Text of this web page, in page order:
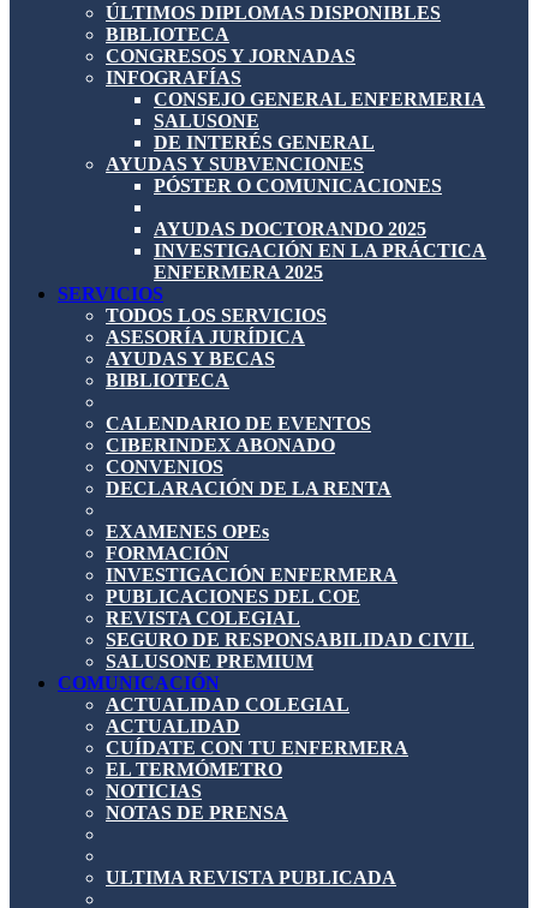
ÚLTIMOS DIPLOMAS DISPONIBLES
BIBLIOTECA
CONGRESOS Y JORNADAS
INFOGRAFÍAS
CONSEJO GENERAL ENFERMERIA
SALUSONE
DE INTERÉS GENERAL
AYUDAS Y SUBVENCIONES
PÓSTER O COMUNICACIONES
AYUDAS DOCTORANDO 2025
INVESTIGACIÓN EN LA PRÁCTICA
ENFERMERA 2025
SERVICIOS
TODOS LOS SERVICIOS
ASESORÍA JURÍDICA
AYUDAS Y BECAS
BIBLIOTECA
CALENDARIO DE EVENTOS
CIBERINDEX ABONADO
CONVENIOS
DECLARACIÓN DE LA RENTA
EXAMENES OPEs
FORMACIÓN
INVESTIGACIÓN ENFERMERA
PUBLICACIONES DEL COE
REVISTA COLEGIAL
SEGURO DE RESPONSABILIDAD CIVIL
SALUSONE PREMIUM
COMUNICACIÓN
ACTUALIDAD COLEGIAL
ACTUALIDAD
CUÍDATE CON TU ENFERMERA
EL TERMÓMETRO
NOTICIAS
NOTAS DE PRENSA
ULTIMA REVISTA PUBLICADA